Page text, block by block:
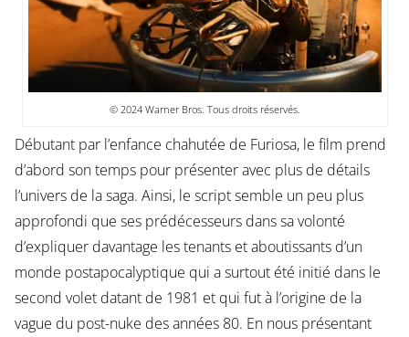
© 2024 Warner Bros. Tous droits réservés.
Débutant par l’enfance chahutée de Furiosa, le film prend
d’abord son temps pour présenter avec plus de détails
l’univers de la saga. Ainsi, le script semble un peu plus
approfondi que ses prédécesseurs dans sa volonté
d’expliquer davantage les tenants et aboutissants d’un
monde postapocalyptique qui a surtout été initié dans le
second volet datant de 1981 et qui fut à l’origine de la
vague du post-nuke des années 80. En nous présentant